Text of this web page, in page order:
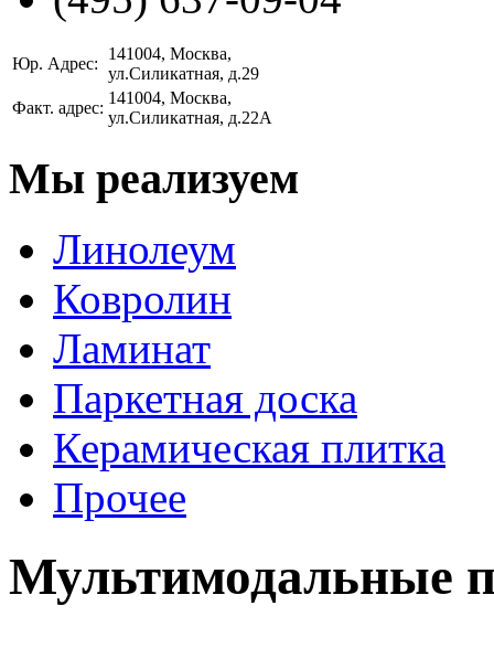
Юр. Адрес:
141004, Москва,
ул.Силикатная, д.29
Факт. адрес:
141004, Москва,
ул.Силикатная, д.22А
Мы реализуем
Линолеум
Ковролин
Ламинат
Паркетная доска
Керамическая плитка
Прочее
Мультимодальные